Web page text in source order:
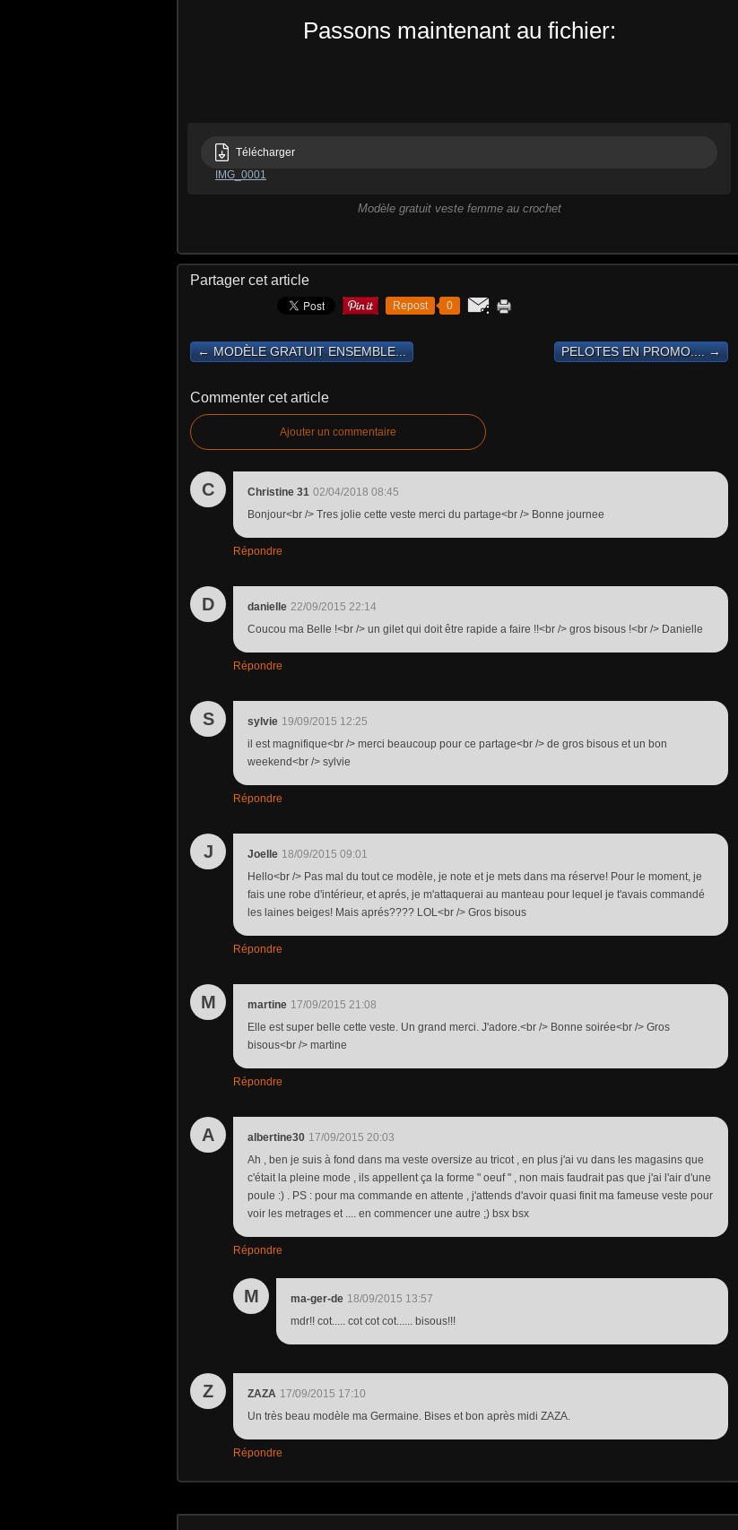
Passons maintenant au fichier:
Télécharger
IMG_0001
Modèle gratuit veste femme au crochet
Partager cet article
Repost 0
← MODÈLE GRATUIT ENSEMBLE... PELOTES EN PROMO.... →
Commenter cet article
Ajouter un commentaire
C Christine 31 02/04/2018 08:45
Bonjour<br /> Tres jolie cette veste merci du partage<br /> Bonne journee
Répondre
D danielle 22/09/2015 22:14
Coucou ma Belle !<br /> un gilet qui doit être rapide a faire !!<br /> gros bisous !<br /> Danielle
Répondre
S sylvie 19/09/2015 12:25
il est magnifique<br /> merci beaucoup pour ce partage<br /> de gros bisous et un bon
weekend<br /> sylvie
Répondre
J Joelle 18/09/2015 09:01
Hello<br /> Pas mal du tout ce modèle, je note et je mets dans ma réserve! Pour le moment, je
fais une robe d'intérieur, et aprés, je m'attaquerai au manteau pour lequel je t'avais commandé
les laines beiges! Mais aprés???? LOL<br /> Gros bisous
Répondre
M martine 17/09/2015 21:08
Elle est super belle cette veste. Un grand merci. J'adore.<br /> Bonne soirée<br /> Gros
bisous<br /> martine
Répondre
A albertine30 17/09/2015 20:03
Ah , ben je suis à fond dans ma veste oversize au tricot , en plus j'ai vu dans les magasins que
c'était la pleine mode , ils appellent ça la forme " oeuf " , non mais faudrait pas que j'ai l'air d'une
poule :) . PS : pour ma commande en attente , j'attends d'avoir quasi finit ma fameuse veste pour
voir les metrages et .... en commencer une autre ;) bsx bsx
Répondre
M ma-ger-de 18/09/2015 13:57
mdr!! cot..... cot cot cot...... bisous!!!
Z ZAZA 17/09/2015 17:10
Un très beau modèle ma Germaine. Bises et bon après midi ZAZA.
Répondre